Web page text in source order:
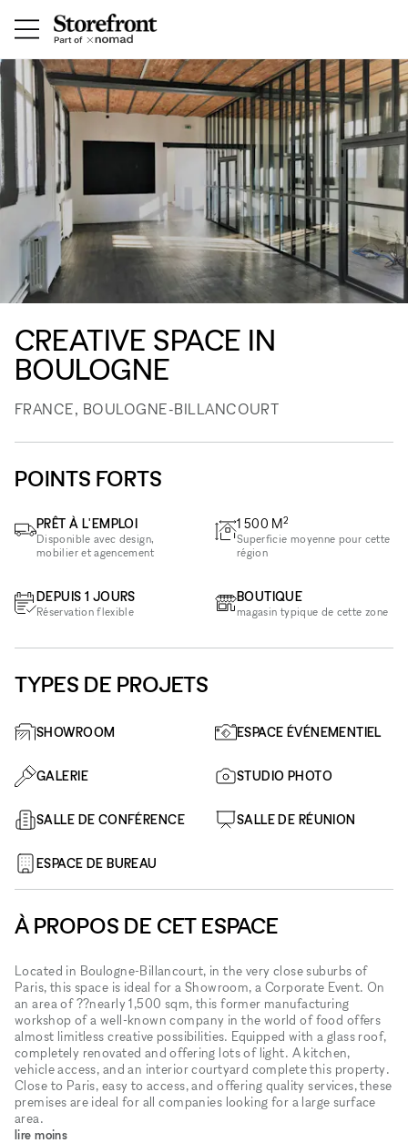
CREATIVE SPACE IN
BOULOGNE
FRANCE, BOULOGNE-BILLANCOURT
POINTS FORTS
PRÊT À L'EMPLOI
Disponible avec design,
mobilier et agencement
DEPUIS 1 JOURS
Réservation flexible
1 500 M2
Superficie moyenne pour cette
région
BOUTIQUE
magasin typique de cette zone
TYPES DE PROJETS
SHOWROOM ESPACE ÉVÉNEMENTIEL
GALERIE STUDIO PHOTO
SALLE DE CONFÉRENCE SALLE DE RÉUNION
ESPACE DE BUREAU
À PROPOS DE CET ESPACE
Located in Boulogne-Billancourt, in the very close suburbs of
Paris, this space is ideal for a Showroom, a Corporate Event. On
an area of ??nearly 1,500 sqm, this former manufacturing
workshop of a well-known company in the world of food offers
almost limitless creative possibilities. Equipped with a glass roof,
completely renovated and offering lots of light. A kitchen,
vehicle access, and an interior courtyard complete this property.
Close to Paris, easy to access, and offering quality services, these
premises are ideal for all companies looking for a large surface
area.
lire moins